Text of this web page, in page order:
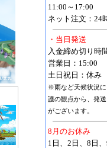
11:00～17:00
ネット注文：24
・当日発送
入金締め切り時
営業日：15:00
土日祝日：休み
※雨など天候状況
護の観点から、発
がございます。
8月のお休み
1日、2日、8日、